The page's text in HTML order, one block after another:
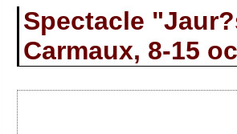
Spectacle
Carmaux, 8-15